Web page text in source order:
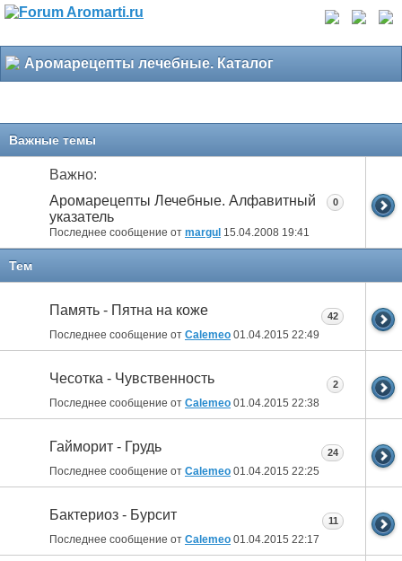
Аромарецепты лечебные. Каталог
Важные темы
Важно:
Аромарецепты Лечебные. Алфавитный
указатель
Последнее сообщение от margul 15.04.2008 19:41
0
Тем
Память - Пятна на коже
Последнее сообщение от Calemeo 01.04.2015 22:49
42
Чесотка - Чувственность
Последнее сообщение от Calemeo 01.04.2015 22:38
2
Гайморит - Грудь
Последнее сообщение от Calemeo 01.04.2015 22:25
24
Бактериоз - Бурсит
Последнее сообщение от Calemeo 01.04.2015 22:17
11